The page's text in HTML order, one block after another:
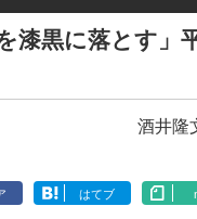
漆黒に落とす」
酒井隆
はてブ